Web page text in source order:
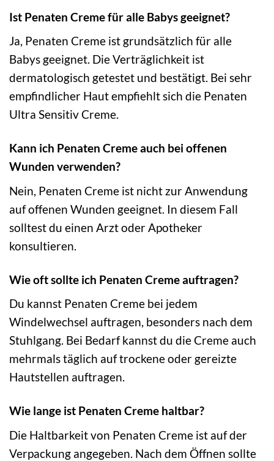
Ist Penaten Creme für alle Babys geeignet?
Ja, Penaten Creme ist grundsätzlich für alle
Babys geeignet. Die Verträglichkeit ist
dermatologisch getestet und bestätigt. Bei sehr
empfindlicher Haut empfiehlt sich die Penaten
Ultra Sensitiv Creme.
Kann ich Penaten Creme auch bei offenen
Wunden verwenden?
Nein, Penaten Creme ist nicht zur Anwendung
auf offenen Wunden geeignet. In diesem Fall
solltest du einen Arzt oder Apotheker
konsultieren.
Wie oft sollte ich Penaten Creme auftragen?
Du kannst Penaten Creme bei jedem
Windelwechsel auftragen, besonders nach dem
Stuhlgang. Bei Bedarf kannst du die Creme auch
mehrmals täglich auf trockene oder gereizte
Hautstellen auftragen.
Wie lange ist Penaten Creme haltbar?
Die Haltbarkeit von Penaten Creme ist auf der
Verpackung angegeben. Nach dem Öffnen sollte